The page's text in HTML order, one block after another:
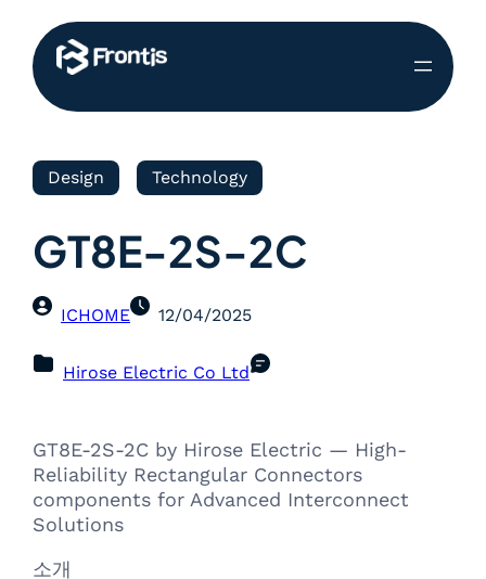
Design Technology
GT8E-2S-2C
ICHOME 12/04/2025
Hirose Electric Co Ltd
GT8E-2S-2C by Hirose Electric — High-
Reliability Rectangular Connectors
components for Advanced Interconnect
Solutions
소개